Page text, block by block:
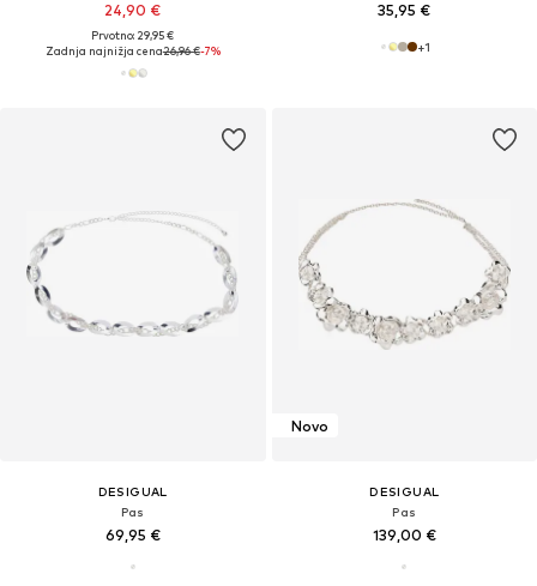
24,90 €
Prvotno: 29,95 €
Zadnja najnižja cena26,96 €-7%
35,95 €
+1
DESIGUAL
Pas
69,95 €
Novo
DESIGUAL
Pas
139,00 €